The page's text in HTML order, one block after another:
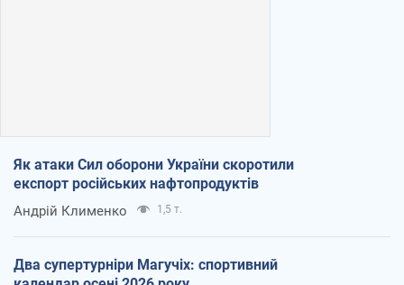
Як атаки Сил оборони України скоротили
експорт російських нафтопродуктів
Андрій Клименко 1,5 т.
Два супертурніри Магучіх: спортивний